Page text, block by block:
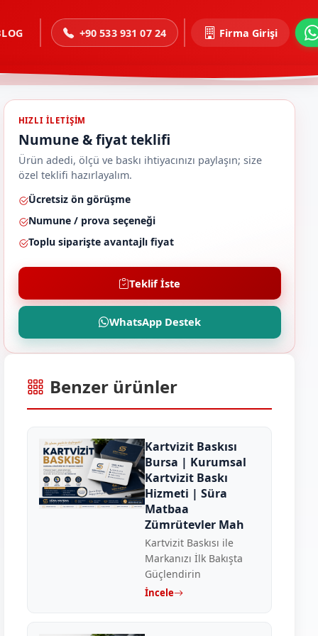
+90 533 931 07 24 Firma Girişi
HIZLI ILETIŞIM
Numune & fiyat teklifi
Ürün adedi, ölçü ve baskı ihtiyacınızı paylaşın; size
özel teklifi hazırlayalım.
Ücretsiz ön görüşme
Numune / prova seçeneği
Toplu siparişte avantajlı fiyat
Teklif İste
WhatsApp Destek
Benzer ürünler
Kartvizit Baskısı
Bursa | Kurumsal
Kartvizit Baskı
Hizmeti | Süra
Matbaa
Zümrütevler Mah
Kartvizit Baskısı ile
Markanızı İlk Bakışta
Güçlendirin
İncele